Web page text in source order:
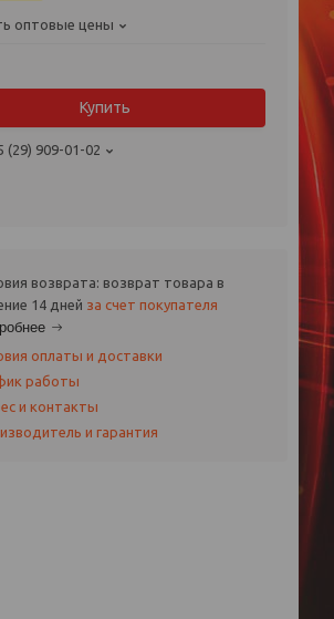
оптовые цены
Купить
(29) 909-01-02
возврат товара в
14 дней за счет покупателя
оплаты и доставки
работы
и контакты
и гарантия